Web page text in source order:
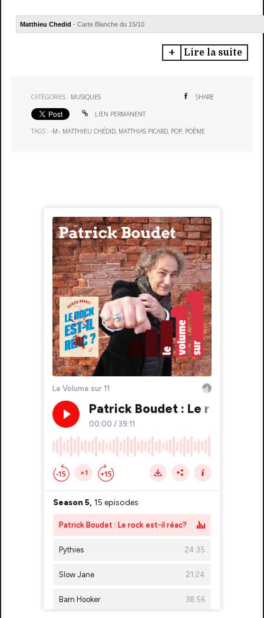
Matthieu Chedid - Carte Blanche du 15/10
Lire la suite
CATÉGORIES : MUSIQUES SHARE
LIEN PERMANENT
TAGS :-M-, MATTHIEU CHÉDID, MATTHIAS PICARD, POP, POÈME